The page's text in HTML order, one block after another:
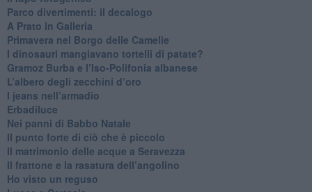
​Parco divertimenti: il decalogo
​A Prato in Galleria
​Primavera nel Borgo delle Camelie
I dinosauri mangiavano tortelli di patate?
​Gramoz Burba e l’Iso-Polifonia albanese
L’albero degli zecchini d’oro
​I jeans nell’armadio
Erbadiluce
Nei panni di Babbo Natale
​Il punto forte di ciò che è piccolo
​Il matrimonio delle acque a Seravezza
​Il frattone e la rasatura dell’angolino
​Ho visto un reguso